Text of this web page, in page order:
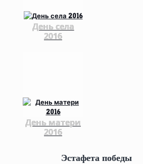
День села
2016
День матери
2016
Эстафета победы